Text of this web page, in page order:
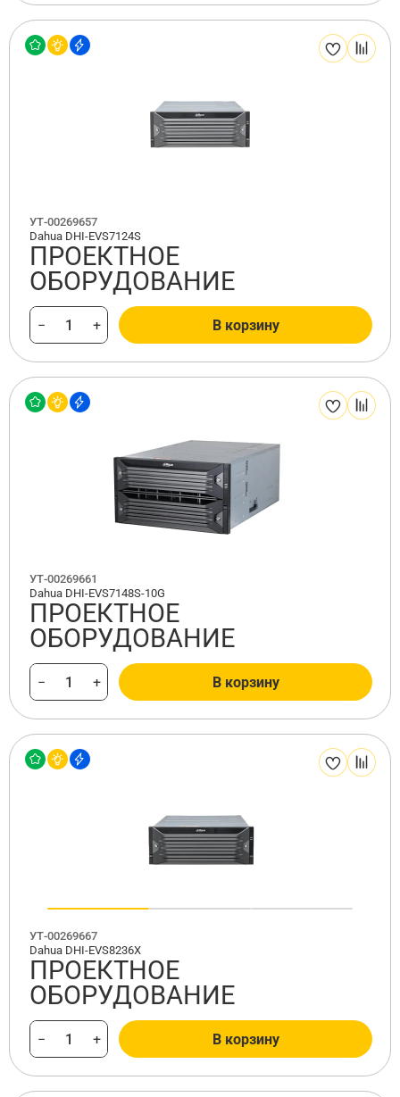
УТ-00269657
Dahua DHI-EVS7124S
ПРОЕКТНОЕ
ОБОРУДОВАНИЕ
− + В корзину
УТ-00269661
Dahua DHI-EVS7148S-10G
ПРОЕКТНОЕ
ОБОРУДОВАНИЕ
− + В корзину
УТ-00269667
Dahua DHI-EVS8236X
ПРОЕКТНОЕ
ОБОРУДОВАНИЕ
− + В корзину